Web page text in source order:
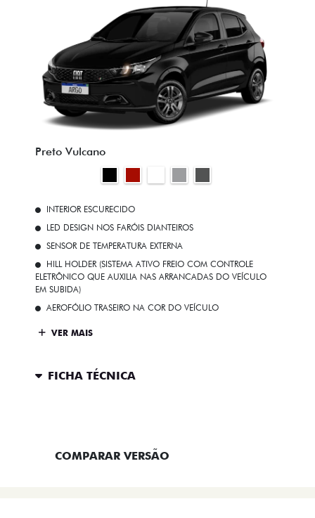
Preto Vulcano
INTERIOR ESCURECIDO
LED DESIGN NOS FARÓIS DIANTEIROS
SENSOR DE TEMPERATURA EXTERNA
HILL HOLDER (SISTEMA ATIVO FREIO COM CONTROLE
ELETRÔNICO QUE AUXILIA NAS ARRANCADAS DO VEÍCULO
EM SUBIDA)
AEROFÓLIO TRASEIRO NA COR DO VEÍCULO
VER MAIS
FICHA TÉCNICA
COMPARAR VERSÃO